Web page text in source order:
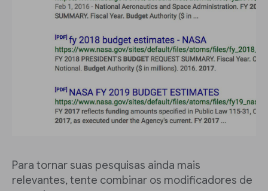
Para tornar suas pesquisas ainda mais
relevantes, tente combinar os modificadores de